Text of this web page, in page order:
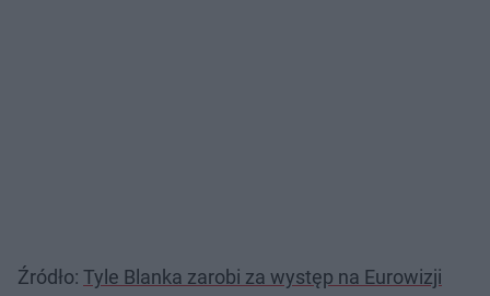
Źródło: Tyle Blanka zarobi za występ na Eurowizji